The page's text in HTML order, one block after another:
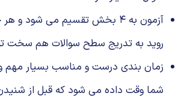
آزمون به ۴ بخش تقسیم می شود
روید به تدریج سطح سوالات هم سخت
زمان بندی درست و مناسب بسیار مهم
شما وقت داده می شود که قبل از